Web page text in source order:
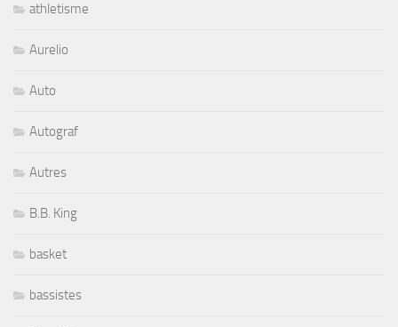
athletisme
Aurelio
Auto
Autograf
Autres
B.B. King
basket
bassistes